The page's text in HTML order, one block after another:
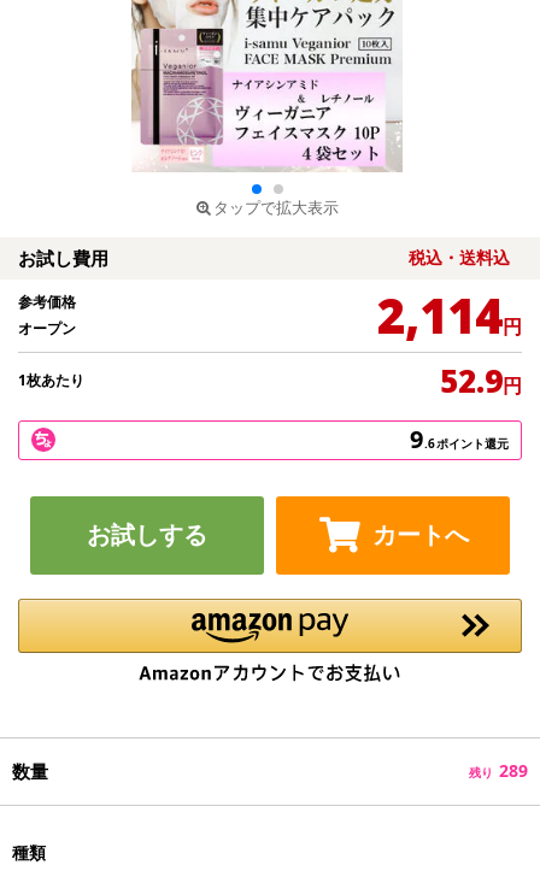
タップで拡大表示
お試し費用 税込・送料込
参考価格
オープン
2,114円
1枚あたり 52.9円
9.6ポイント還元
お試しする カートへ
数量 残り 289
種類